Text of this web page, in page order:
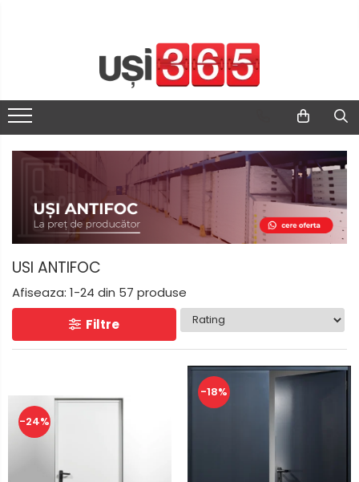
USI ANTIFOC
Afiseaza: 1-24 din 57 produse
Filtre
-24%
-18%